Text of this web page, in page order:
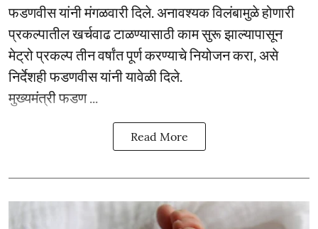
फडणवीस यांनी मंगळवारी दिले. अनावश्यक विलंबामुळे होणारी
प्रकल्पातील खर्चवाढ टाळण्यासाठी काम सुरू झाल्यापासून
मेट्रो प्रकल्प तीन वर्षांत पूर्ण करण्याचे नियोजन करा, असे
निर्देशही फडणवीस यांनी यावेळी दिले.
मुख्यमंत्री फडण ...
Read More